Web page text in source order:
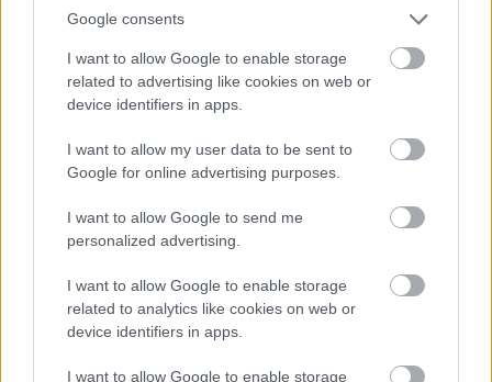
Google consents
I want to allow Google to enable storage
related to advertising like cookies on web or
device identifiers in apps.
I want to allow my user data to be sent to
Google for online advertising purposes.
I want to allow Google to send me
personalized advertising.
I want to allow Google to enable storage
related to analytics like cookies on web or
device identifiers in apps.
I want to allow Google to enable storage
"Mi inkább továbbra is azt firtatjuk rögeszmésen,
hogy Frei Tamás szerint ki az, aki a bentmaradtak
közül alkalmas a jótékonysági nagykövet tisztre."
Weh, ezt is innen hallom eloszor, es mekkora cim ez
vegulis :>
Najo, szanalmas fekvo hajlektalanba nem tudok
meggyozodessel rugdosni.
hogy a bodimargo vagy kifaszom felfedezte, hogy
bizony a vizes ruhat ott is kiteregetik, hogy
Hubazzeg, ezert oda kellett menni.
Weh, nem tudok megbaratkozni meg mindig vele,
pedig eskuszom: tegnap az egesz szart vegigneztem